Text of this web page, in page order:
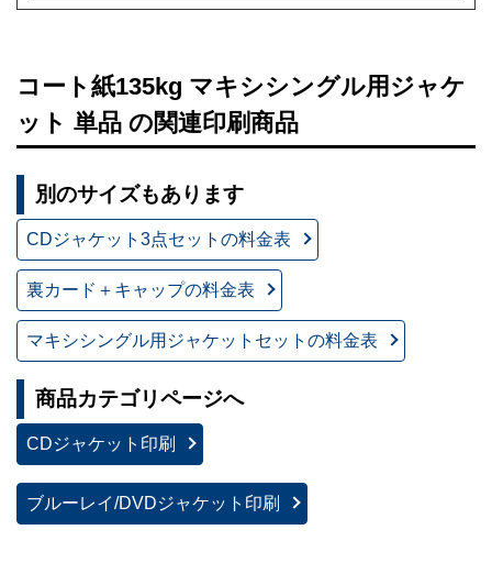
コート紙135kg マキシシングル用ジャケ
ット 単品 の関連印刷商品
別のサイズもあります
CDジャケット3点セットの料金表
裏カード＋キャップの料金表
マキシシングル用ジャケットセットの料金表
商品カテゴリページへ
CDジャケット印刷
ブルーレイ/DVDジャケット印刷